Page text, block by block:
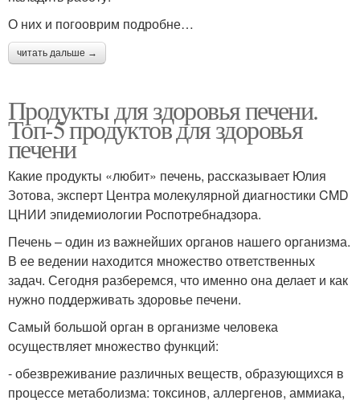
О них и погооврим подробне…
читать дальше →
Продукты для здоровья печени.
Топ-5 продуктов для здоровья
печени
Какие продукты «любит» печень, рассказывает Юлия
Зотова, эксперт Центра молекулярной диагностики CMD
ЦНИИ эпидемиологии Роспотребнадзора.
Печень – один из важнейших органов нашего организма.
В ее ведении находится множество ответственных
задач. Сегодня разберемся, что именно она делает и как
нужно поддерживать здоровье печени.
Самый большой орган в организме человека
осуществляет множество функций:
- обезвреживание различных веществ, образующихся в
процессе метаболизма: токсинов, аллергенов, аммиака,